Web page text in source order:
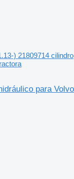
) 21809714 cilindro
para Volvo